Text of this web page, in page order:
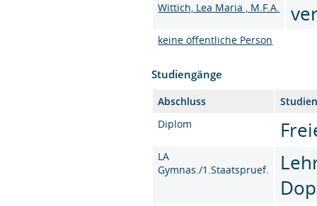
Wittich, Lea Maria , M.F.A.
keine öffentliche Person
Studiengänge
Abschluss
Diplom
LA
Gymnas./1.Staatspruef.